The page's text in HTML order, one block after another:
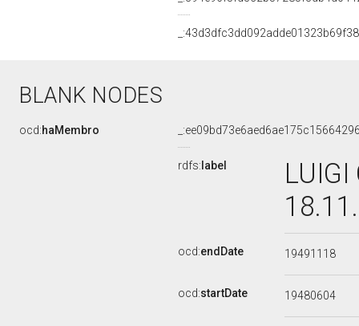
BLANK NODES
ocd:haMembro
rdfs: label
ocd:endDate 19491118
ocd:startDate 19480604